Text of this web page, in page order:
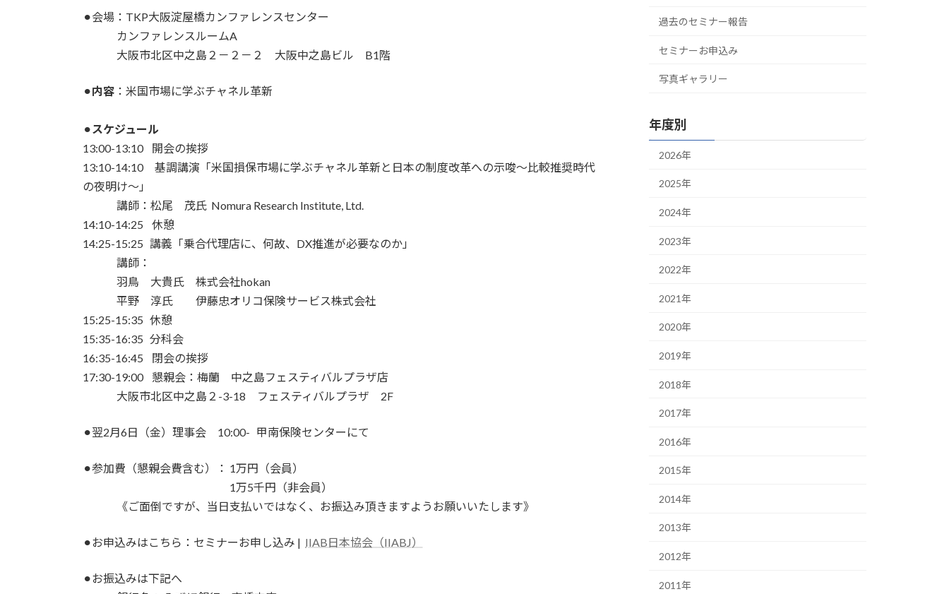
⚫︎会場：TKP大阪淀屋橋カンファレンスセンター
カンファレンスルームA
大阪市北区中之島２－２－２ 大阪中之島ビル B1階
⚫︎内容 ：米国市場に学ぶチャネル革新
⚫︎ スケジュール
13:00-13:10 開会の挨拶
13:10-14:10 基調講演「米国損保市場に学ぶチャネル革新と日本の制度改革への示唆～比較推奨時代
の夜明け～」
講師：松尾 茂氏 Nomura Research Institute, Ltd.
14:10-14:25 休憩
14:25-15:25 講義「乗合代理店に、何故、DX推進が必要なのか」
講師：
羽鳥 大貴氏 株式会社hokan
平野 淳氏 伊藤忠オリコ保険サービス株式会社
15:25-15:35 休憩
15:35-16:35 分科会
16:35-16:45 閉会の挨拶
17:30-19:00 懇親会：梅蘭 中之島フェスティバルプラザ店
大阪市北区中之島２-3-18 フェスティバルプラザ 2F
⚫︎翌2月6日（金）理事会 10:00- 甲南保険センターにて
⚫︎参加費（懇親会費含む）： 1万円（会員）
1万5千円（非会員）
《ご面倒ですが、当日支払いではなく、お振込み頂きますようお願いいたします》
⚫︎お申込みはこちら：セミナーお申し込み | IIAB日本協会（IIABJ）
⚫︎お振込みは下記へ
過去のセミナー報告
セミナーお申込み
写真ギャラリー
年度別
2026年
2025年
2024年
2023年
2022年
2021年
2020年
2019年
2018年
2017年
2016年
2015年
2014年
2013年
2012年
2011年